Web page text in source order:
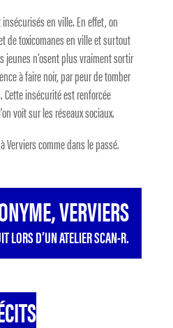
en ville. En effet, on
de toxicomanes en ville et surtout
jeunes n’osent plus vraiment sortir
à faire noir, par peur de tomber
insécurité est renforcée
voit sur les réseaux sociaux.
Verviers comme dans le passé.
VERVIERS
LORS D’UN ATELIER SCAN-R.